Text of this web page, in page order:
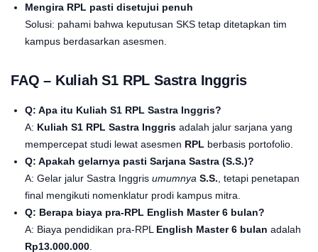
Mengira RPL pasti disetujui penuh
Solusi: pahami bahwa keputusan SKS tetap ditetapkan tim
kampus berdasarkan asesmen.
FAQ – Kuliah S1 RPL Sastra Inggris
Q: Apa itu Kuliah S1 RPL Sastra Inggris?
A: Kuliah S1 RPL Sastra Inggris adalah jalur sarjana yang
mempercepat studi lewat asesmen RPL berbasis portofolio.
Q: Apakah gelarnya pasti Sarjana Sastra (S.S.)?
A: Gelar jalur Sastra Inggris umumnya S.S. , tetapi penetapan
final mengikuti nomenklatur prodi kampus mitra.
Q: Berapa biaya pra-RPL English Master 6 bulan?
A: Biaya pendidikan pra-RPL English Master 6 bulan adalah
Rp13.000.000